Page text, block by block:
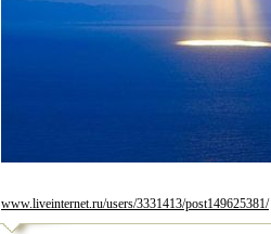
www.liveinternet.ru/users/3331413/post149625381/